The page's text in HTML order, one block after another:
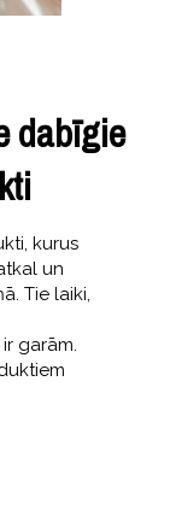
dabīgie
kurus
un
Tie laiki,
garām.